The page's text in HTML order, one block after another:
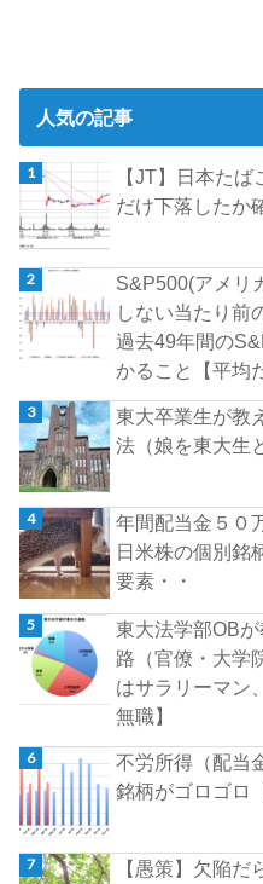
人気の記事
【JT】日本た
だけ下落したか
S&P500(アメリ
しない当たり前
過去49年間の
かること【平均
東大卒業生が教
法（娘を東大生
年間配当金５０
日米株の個別銘
要素・・
東大法学部OB
路（官僚・大学
はサラリーマン
無職】
不労所得（配当
銘柄がゴロゴロ
【愚策】欠陥